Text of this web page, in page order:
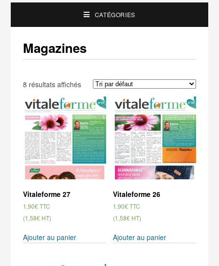
CATÉGORIES
Magazines
8 résultats affichés
Vitaleforme 27
1,90€ TTC
(1,58€ HT)
Ajouter au panier
Vitaleforme 26
1,90€TTC
(1,58€ HT)
Ajouter au panier